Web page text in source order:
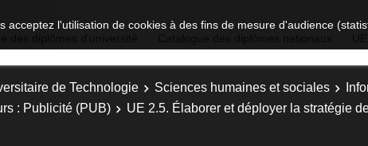
acceptez l'utilisation de cookies à des fins de mesure d'audience
de Technologie Sciences humaines et sociales
: Publicité (PUB)
UE 2.5. Élaborer et déployer la stratégie